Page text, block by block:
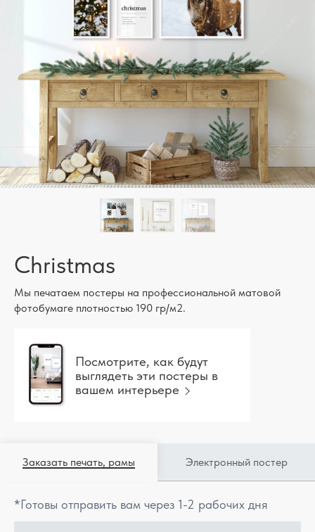
Christmas
Мы печатаем постеры на профессиональной матовой
фотобумаге плотностью 190 гр/м2.
Посмотрите, как будут
выглядеть эти постеры в
вашем интерьере
Заказать печать, рамы Электронный постер
*Готовы отправить вам через 1-2 рабочих дня